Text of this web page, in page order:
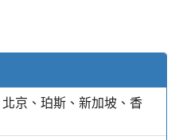
京、珀斯、新加坡、香